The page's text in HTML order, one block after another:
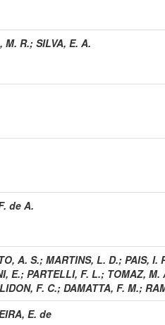
M. R.; SILVA, E. A.
de A.
A. S.; MARTINS, L. D.; PAIS, I.
E.; PARTELLI, F. L.; TOMAZ, M.
LIDON, F. C.; DAMATTA, F. M.;
E. de